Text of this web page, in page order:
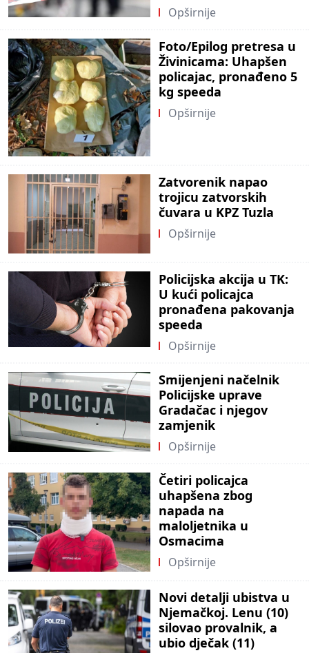
Opširnije
Foto/Epilog pretresa u
Živinicama: Uhapšen
policajac, pronađeno 5
kg speeda
Opširnije
Zatvorenik napao
trojicu zatvorskih
čuvara u KPZ Tuzla
Opširnije
Policijska akcija u TK:
U kući policajca
pronađena pakovanja
speeda
Opširnije
Smijenjeni načelnik
Policijske uprave
Gradačac i njegov
zamjenik
Opširnije
Četiri policajca
uhapšena zbog
napada na
maloljetnika u
Osmacima
Opširnije
Novi detalji ubistva u
Njemačkoj. Lenu (10)
silovao provalnik, a
ubio dječak (11)